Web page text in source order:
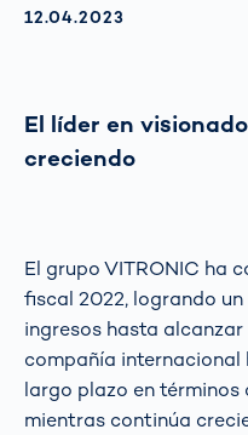
AKTUALISIERT AM:
12.04.2023
El líder en
creciendo
El grupo VITRONIC ha
fiscal 2022, logrando
ingresos hasta
compañía
largo plazo en
mientras continúa